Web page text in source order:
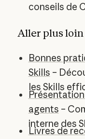
conseils de
Aller plus loin
Bonnes
Skills –
les Skills
agents –
interne des
Livres de